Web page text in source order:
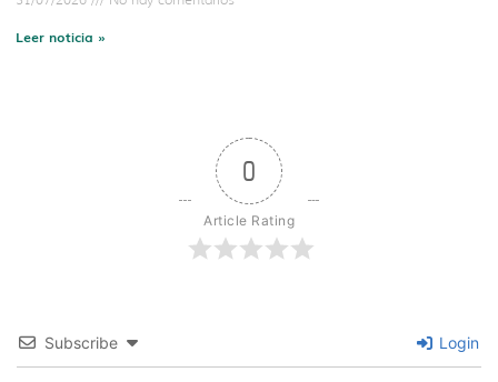
Leer noticia »
0
Article Rating
Subscribe Login